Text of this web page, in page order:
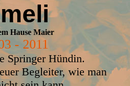
Hause Maier
- 2011
Springer Hündin.
Begleiter, wie man